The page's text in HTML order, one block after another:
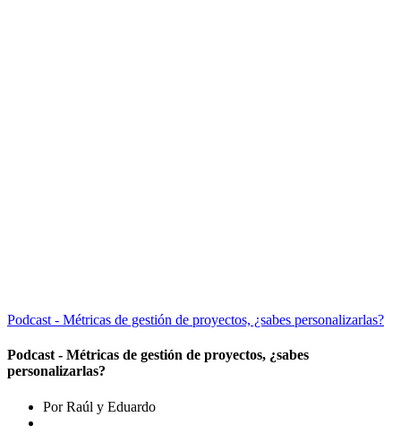
Podcast - Métricas de gestión de proyectos, ¿sabes personalizarlas?
Podcast - Métricas de gestión de proyectos, ¿sabes
personalizarlas?
Por Raúl y Eduardo